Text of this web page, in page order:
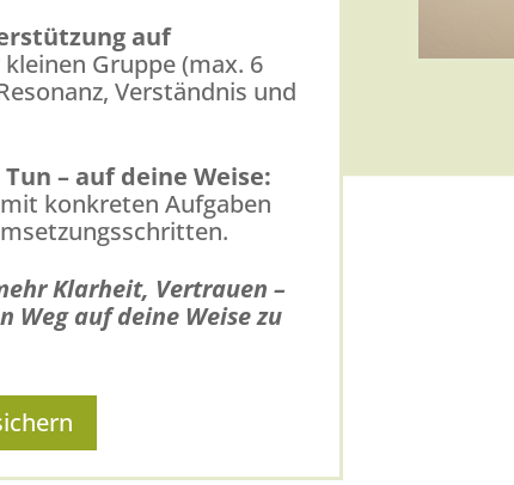
auf
kleinen Gruppe (max. 6
Verständnis und
– auf deine Weise:
konkreten Aufgaben
Klarheit, Vertrauen –
Weg auf deine Weise zu